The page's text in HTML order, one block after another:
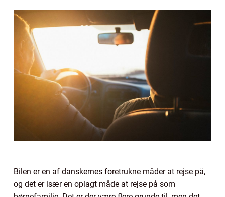
Bilen er en af danskernes foretrukne måder at rejse på,
og det er især en oplagt måde at rejse på som